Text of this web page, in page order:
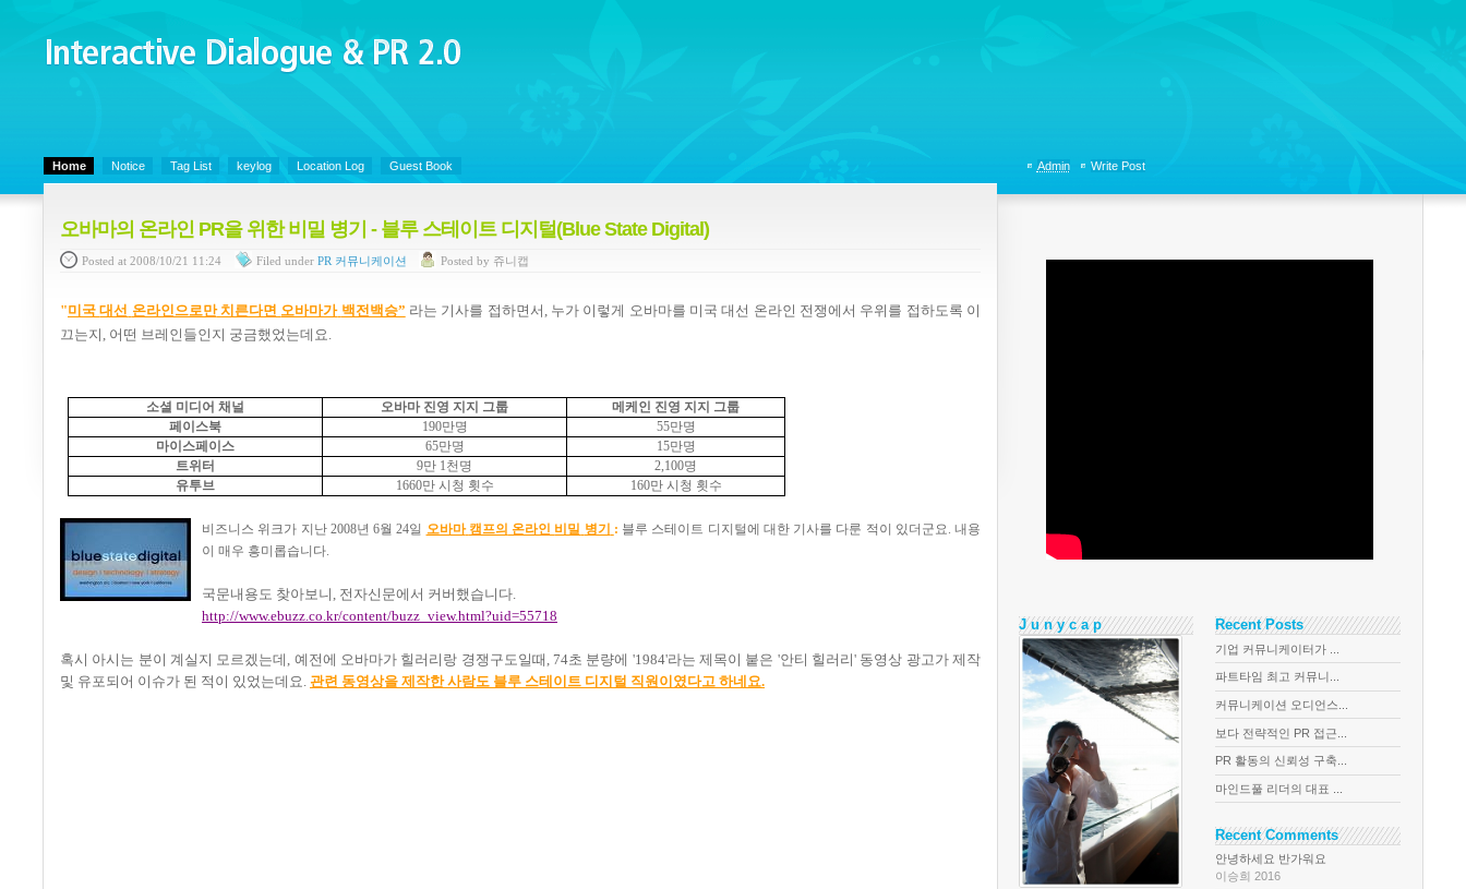
Interactive Dialogue &
PR 2.0
Home Notice Tag List keylog Location Log Guest Book
오바마의 온라인 PR을 위한 비밀 병기 - 블루 스테이트 디지털(Blue State Digital)
Posted at 2008/10/21 11:24 Filed under PR 커뮤니케이션 Posted by 쥬니캡
"미국 대선 온라인으로만 치른다면 오바마가 백전백승” 라는 기사를 접하면서 , 누가 이렇게 오바마를 미국 대선 온라인 전쟁에서 우위를 접하도록 이
끄는지 , 어떤 브레인들인지 궁금했었는데요.
소셜 미디어 채널 오바마 진영 지지 그룹
메케인 진영 지지 그룹
페이스북
190만명 55만명
마이스페이스
65만명 15만명
트위터
9만 1천명 2,100명
유투브
1660만 시청 횟수 160만 시청 횟수
비즈니스 위크가 지난2008년 6월 24일 오바마 캠프의 온라인 비밀 병기 : 블루 스테이트 디지털에 대한 기사를 다룬 적이 있더군요. 내용
이 매우 흥미롭습니다.
국문내용도 찾아보니 , 전자신문에서 커버했습니다.
http://www.ebuzz.co.kr/content/buzz_view.html?uid=55718
혹시 아시는 분이 계실지 모르겠는데 , 예전에 오바마가 힐러리랑 경쟁구도일때 , 74초 분량에 '1984'라는 제목이 붙은 '안티 힐러리' 동영상 광고가 제작
및 유포되어 이슈가 된 적이 있었는데요. 관련 동영상을 제작한 사람도 블루 스테이트 디지털 직원이였다고 하네요.
Admin Write Post
J u n y c a p Recent Posts
기업 커뮤니케이터가 ...
파트타임 최고 커뮤니...
커뮤니케이션 오디언스...
보다 전략적인 PR 접근...
PR 활동의 신뢰성 구축...
마인드풀 리더의 대표 ...
Recent Comments
안녕하세요 반가워요
이승희 2016